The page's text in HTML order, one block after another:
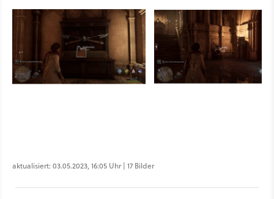
aktualisiert: 03.05.2023, 16:05 Uhr | 17 Bilder